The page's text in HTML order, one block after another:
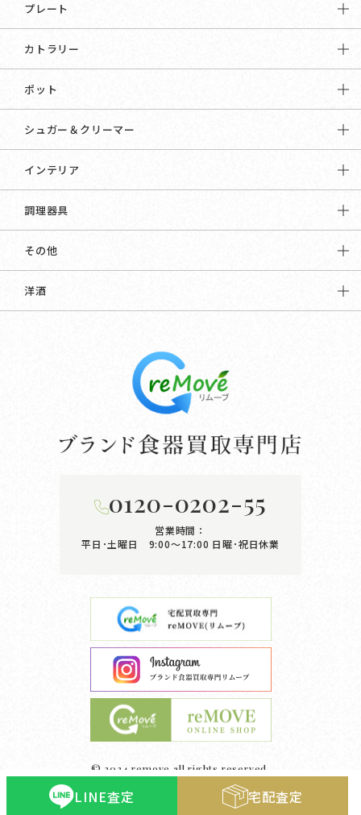
LINE査定 宅配査定
プレート
カトラリー
ポット
シュガー＆クリーマー
インテリア
調理器具
その他
洋酒
0120-0202-55
営業時間：
平日･土曜日 9:00〜17:00 日曜･祝日休業
© 2024 remove all rights reserved.